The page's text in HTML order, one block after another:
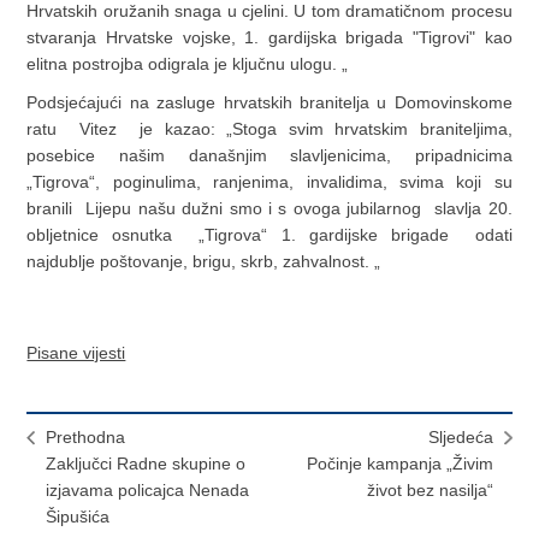
Hrvatskih oružanih snaga u cjelini. U tom dramatičnom procesu
stvaranja Hrvatske vojske, 1. gardijska brigada "Tigrovi" kao
elitna postrojba odigrala je ključnu ulogu. „
Podsjećajući na zasluge hrvatskih branitelja u Domovinskome
ratu Vitez je kazao: „Stoga svim hrvatskim braniteljima,
posebice našim današnjim slavljenicima, pripadnicima
„Tigrova“, poginulima, ranjenima, invalidima, svima koji su
branili Lijepu našu dužni smo i s ovoga jubilarnog slavlja 20.
obljetnice osnutka „Tigrova“ 1. gardijske brigade odati
najdublje poštovanje, brigu, skrb, zahvalnost. „
Pisane vijesti
Prethodna
Zaključci Radne skupine o
izjavama policajca Nenada
Šipušića
Sljedeća
Počinje kampanja „Živim
život bez nasilja“